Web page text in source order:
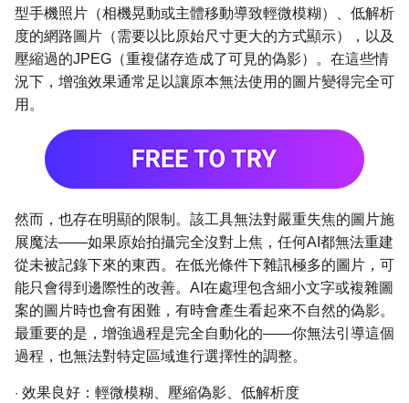
型手機照片（相機晃動或主體移動導致輕微模糊）、低解析
度的網路圖片（需要以比原始尺寸更大的方式顯示），以及
壓縮過的JPEG（重複儲存造成了可見的偽影）。在這些情
況下，增強效果通常足以讓原本無法使用的圖片變得完全可
用。
然而，也存在明顯的限制。該工具無法對嚴重失焦的圖片施
展魔法——如果原始拍攝完全沒對上焦，任何AI都無法重建
從未被記錄下來的東西。在低光條件下雜訊極多的圖片，可
能只會得到邊際性的改善。AI在處理包含細小文字或複雜圖
案的圖片時也會有困難，有時會產生看起來不自然的偽影。
最重要的是，增強過程是完全自動化的——你無法引導這個
過程，也無法對特定區域進行選擇性的調整。
· 效果良好：輕微模糊、壓縮偽影、低解析度